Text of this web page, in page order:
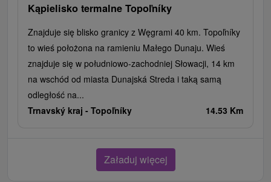
Kąpielisko termalne Topoľníky
Znajduje się blisko granicy z Węgrami 40 km. Topoľníky
to wieś położona na ramieniu Małego Dunaju. Wieś
znajduje się w południowo-zachodniej Słowacji, 14 km
na wschód od miasta Dunajská Streda i taką samą
odległość na...
Trnavský kraj - Topoľníky 14.53 Km
Załaduj więcej